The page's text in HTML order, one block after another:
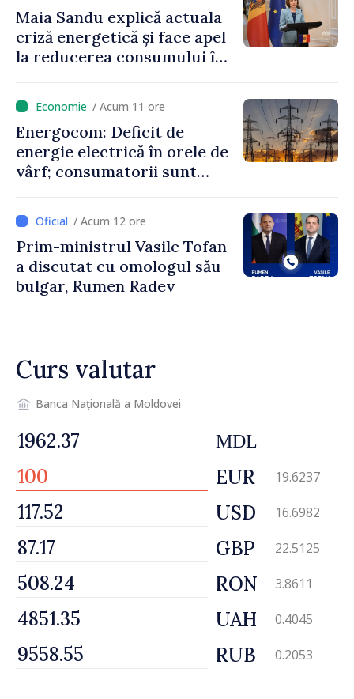
Maia Sandu explică actuala
criză energetică și face apel
la reducerea consumului în
putem menține prețurile la
un nivel mai mic”
/ Acum 11 ore
Energocom: Deficit de
energie electrică în orele de
vârf; consumatorii sunt
/ Acum 12 ore
Prim-ministrul Vasile Tofan
a discutat cu omologul său
bulgar, Rumen Radev
Curs valutar
Banca Națională a Moldovei
MDL
EUR 19.6237
USD 16.6982
GBP 22.5125
RON 3.8611
UAH 0.4045
RUB 0.2053